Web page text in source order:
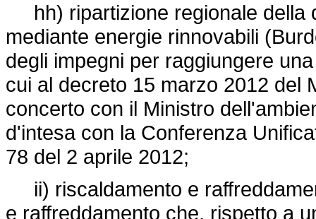
hh) ripartizione regionale della
mediante energie rinnovabili
degli impegni per raggiungere
cui al decreto 15 marzo 2012 del
concerto con il Ministro
d'intesa con la Conferenza
78 del 2 aprile 2012;
ii) riscaldamento e
e raffreddamento che, rispetto a